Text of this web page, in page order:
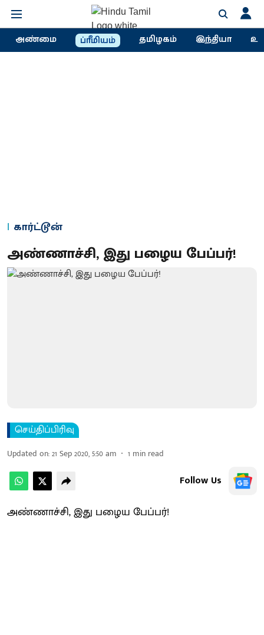
அண்மை ப்ரீமியம் தமிழகம் இந்தியா
கார்ட்டூன்
அண்ணாச்சி, இது பழைய பேப்பர்!
செய்திப்பிரிவு
Updated on:21 Sep 2020, 5:50 am 1 min read
Follow Us
அண்ணாச்சி, இது பழைய பேப்பர்!